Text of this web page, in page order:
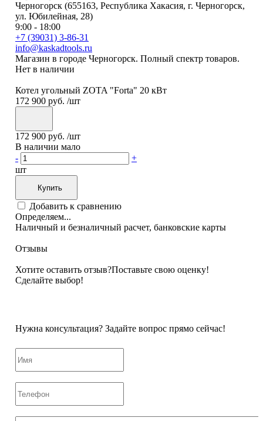
Черногорск (655163, Республика Хакасия, г. Черногорск,
ул. Юбилейная, 28)
9:00 - 18:00
+7 (39031) 3-86-31
info@kaskadtools.ru
Магазин в городе Черногорск. Полный спектр товаров.
Нет в наличии
Котел угольный ZOTA "Forta" 20 кВт
172 900 руб. /шт
172 900 руб. /шт
В наличии мало
-
+
шт
Купить
Добавить к сравнению
Определяем...
Наличный и безналичный расчет, банковские карты
Отзывы
Хотите оставить отзыв?Поставьте свою оценку!
Сделайте выбор!
Нужна консультация? Задайте вопрос прямо сейчас!